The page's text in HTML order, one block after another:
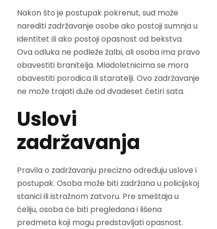
Nakon što je postupak pokrenut, sud može
narediti zadržavanje osobe ako postoji sumnja u
identitet ili ako postoji opasnost od bekstva.
Ova odluka ne podleže žalbi, ali osoba ima pravo
obavestiti branitelja. Mladoletnicima se mora
obavestiti porodica ili staratelji. Ovo zadržavanje
ne može trajati duže od dvadeset četiri sata.
Uslovi
zadržavanja
Pravila o zadržavanju precizno određuju uslove i
postupak. Osoba može biti zadržana u policijskoj
stanici ili istražnom zatvoru. Pre smeštaja u
ćeliju, osoba će biti pregledana i lišena
predmeta koji mogu predstavljati opasnost.